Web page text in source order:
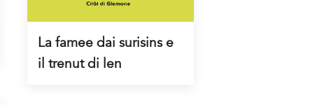
La famee dai surisins e
il trenut di len